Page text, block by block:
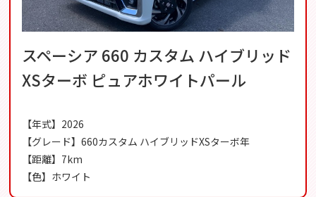
スペーシア 660 カスタム ハイブリッド
XSターボ ピュアホワイトパール
【年式】2026
【グレード】660カスタム ハイブリッドXSターボ年
【距離】7km
【色】ホワイト